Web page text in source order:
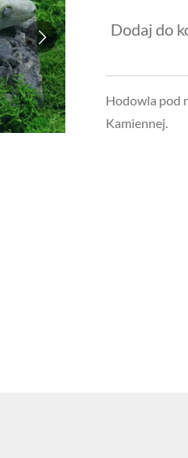
Dodaj do
Hodowla pod
Kamiennej.